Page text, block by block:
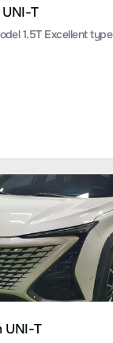
UNI-T
1.5T Excellent type
UNI-T